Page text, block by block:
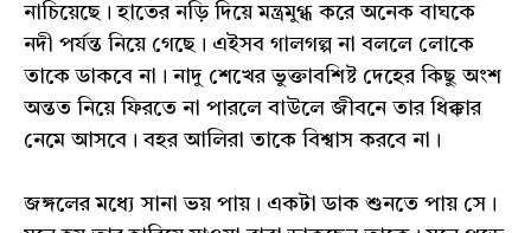
নাচিয়েছে। হাতের নড়ি দিয়ে মন্ত্রমুগ্ধ করে অনেক বাঘকে
নদী পর্যন্ত নিয়ে গেছে। এইসব গালগল্প না বললে লোকে
তাকে ডাকবে না। নাদু শেখের ভুক্তাবশিষ্ট দেহের কিছু অংশ
অন্তত নিয়ে ফিরতে না পারলে বাউলে জীবনে তার ধিক্কার
নেমে আসবে। বহর আলিরা তাকে বিশ্বাস করবে না।
জঙ্গলের মধ্যে সানা ভয় পায়। একটা ডাক শুনতে পায় সে।